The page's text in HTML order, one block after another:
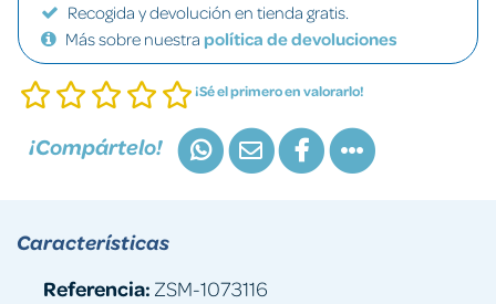
Recogida y devolución en tienda gratis.
Más sobre nuestra política de devoluciones
¡Sé el primero en valorarlo!
¡Compártelo!
Características
Referencia: ZSM-1073116